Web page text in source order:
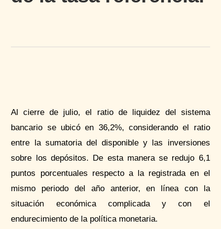
Al cierre de julio, el ratio de liquidez del sistema
bancario se ubicó en 36,2%, considerando el ratio
entre la sumatoria del disponible y las inversiones
sobre los depósitos. De esta manera se redujo 6,1
puntos porcentuales respecto a la registrada en el
mismo periodo del año anterior, en línea con la
situación económica complicada y con el
endurecimiento de la política monetaria.